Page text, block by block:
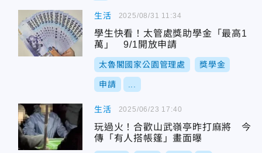
生活
學生快看！太管處獎助學金「最高1
萬」 9/1開放申請
太魯閣國家公園管理處 獎學金
申請
2025/08/31 11:34
生活
玩過火！合歡山武嶺亭昨打麻將 今
傳「有人搭帳篷」畫面曝
2025/06/23 17:40